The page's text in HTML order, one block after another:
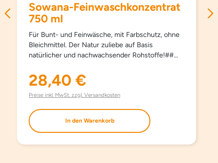
Sowana-Feinwaschkonzentrat
750 ml
Für Bunt- und Feinwäsche, mit Farbschutz, ohne
Bleichmittel. Der Natur zuliebe auf Basis
natürlicher und nachwachsender Rohstoffe!##
schonend und sanft, schon ab 15°C und hält
Kleidungsstücke länger schön. Kein Weichspüler
erforderlich, besonders bügelleicht. Haut- und
auch bestens für die Handwäsche geeignet. Mit
modernsten waschaktiven Substanzen und
Aufheller und ohne Phosphate.
Regulärer Preis:
28,40 €
Preise inkl. MwSt. zzgl. Versandkosten
In den Warenkorb